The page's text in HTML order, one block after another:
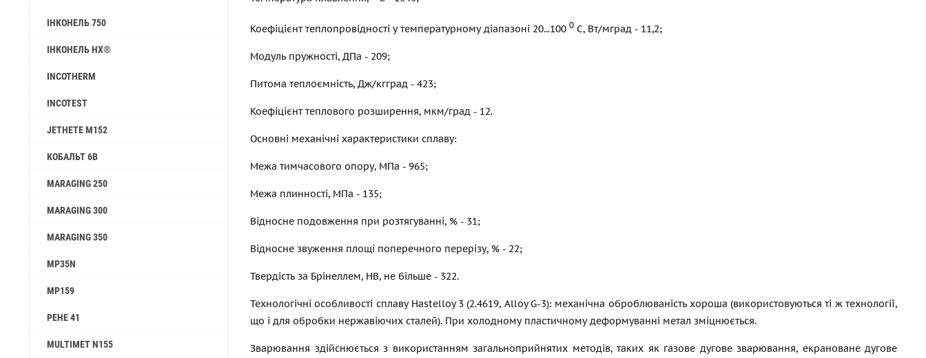
ІНКОНЕЛЬ 750
ІНКОНЕЛЬ HX®
INCOTHERM
INCOTEST
JETHETE M152
КОБАЛЬТ 6B
MARAGING 250
MARAGING 300
MARAGING 350
MP35N
MP159
РЕНЕ 41
MULTIMET N155
Коефіцієнт теплопровідності у температурному діапазоні 20...100 0 С, Вт/мград - 11,2;
Модуль пружності, ДПа - 209;
Питома теплоємність, Дж/кгград - 423;
Коефіцієнт теплового розширення, мкм/град - 12.
Основні механічні характеристики сплаву:
Межа тимчасового опору, МПа - 965;
Межа плинності, МПа - 135;
Відносне подовження при розтягуванні, % - 31;
Відносне звуження площі поперечного перерізу, % - 22;
Твердість за Брінеллем, НВ, не більше - 322.
Технологічні особливості сплаву Hastelloy 3 (2.4619, Alloy G-3): механічна оброблюваність хороша (використовуються ті ж технології,
що і для обробки нержавіючих сталей). При холодному пластичному деформуванні метал зміцнюється.
Зварювання здійснюється з використанням загальноприйнятих методів, таких як газове дугове зварювання, екрановане дугове